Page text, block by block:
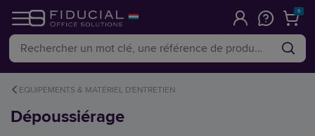
0
EQUIPEMENTS & MATÉRIEL D'ENTRETIEN
Dépoussiérage